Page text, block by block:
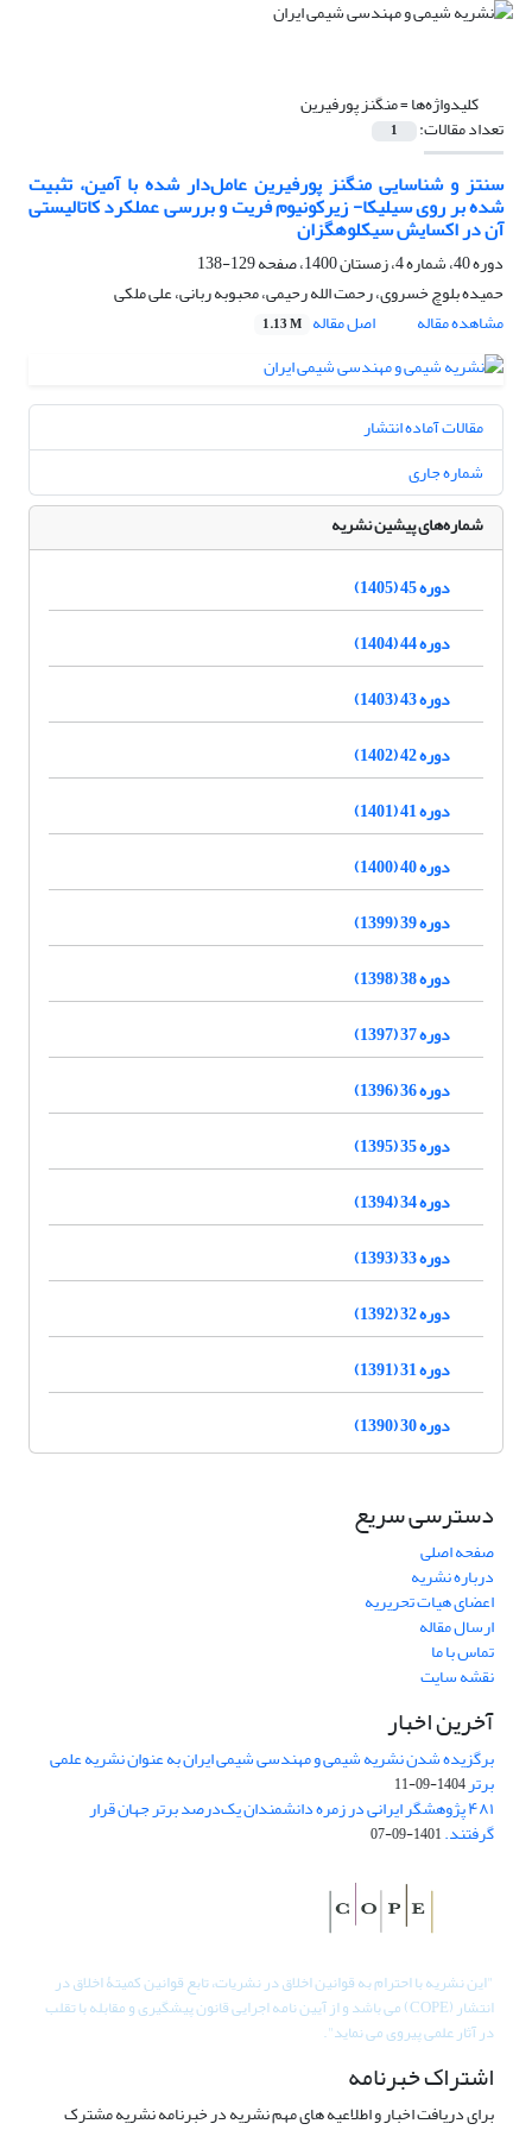
کلیدواژه‌ها =منگنز پورفیرین
تعداد مقالات: 1
سنتز و شناسایی منگنز پورفیرین عامل‌دار شده با آمین، تثبیت
شده بر روی سیلیکا- زیرکونیوم فریت و بررسی عملکرد کاتالیستی
آن در اکسایش سیکلوهگزان
دوره 40، شماره 4، زمستان 1400، صفحه
129-138
حمیده بلوچ خسروی، رحمت الله رحیمی، محبوبه ربانی، علی ملکی
مشاهده مقاله
اصل مقاله 1.13 M
مقالات آماده انتشار
شماره جاری
شماره‌های پیشین نشریه
دوره 45 (1405)
دوره 44 (1404)
دوره 43 (1403)
دوره 42 (1402)
دوره 41 (1401)
دوره 40 (1400)
دوره 39 (1399)
دوره 38 (1398)
دوره 37 (1397)
دوره 36 (1396)
دوره 35 (1395)
دوره 34 (1394)
دوره 33 (1393)
دوره 32 (1392)
دوره 31 (1391)
دوره 30 (1390)
دسترسی سریع
صفحه اصلی
درباره نشریه
اعضای هیات تحریریه
ارسال مقاله
تماس با ما
نقشه سایت
آخرین اخبار
برگزیده شدن نشریه شیمی و مهندسی شیمی ایران به عنوان نشریه علمی
برتر1404-09-11
۴۸۱ پژوهشگر ایرانی در زمره دانشمندان یک‌درصد برتر جهان قرار
گرفتند.1401-09-07
"این نشریه با احترام به قوانین اخلاق در نشریات، تابع قوانین کمیتۀ اخلاق در
انتشار (COPE) می باشد و از آیین نامه اجرایی قانون پیشگیری و مقابله با تقلب
در آثار علمی پیروی می نماید".
اشتراک خبرنامه
برای دریافت اخبار و اطلاعیه های مهم نشریه در خبرنامه نشریه مشترک